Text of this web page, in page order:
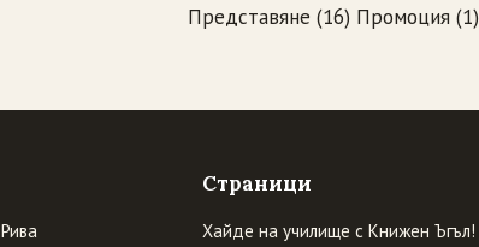
Представяне (16) Промоция (1)
Рива
Страници
Хайде на училище с Книжен Ъгъл!